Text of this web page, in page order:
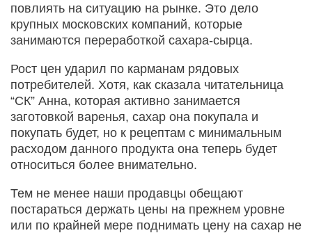
повлиять на ситуацию на рынке. Это дело
крупных московских компаний, которые
занимаются переработкой сахара-сырца.
Рост цен ударил по карманам рядовых
потребителей. Хотя, как сказала читательница
“СК” Анна, которая активно занимается
заготовкой варенья, сахар она покупала и
покупать будет, но к рецептам с минимальным
расходом данного продукта она теперь будет
относиться более внимательно.
Тем не менее наши продавцы обещают
постараться держать цены на прежнем уровне
или по крайней мере поднимать цену на сахар не